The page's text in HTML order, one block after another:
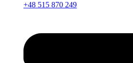
+48 515 870 249